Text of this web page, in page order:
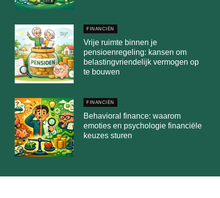
FINANCIËN
Vrije ruimte binnen je
pensioenregeling: kansen om
belastingvriendelijk vermogen op
te bouwen
FINANCIËN
Behavioral finance: waarom
emoties en psychologie financiële
keuzes sturen